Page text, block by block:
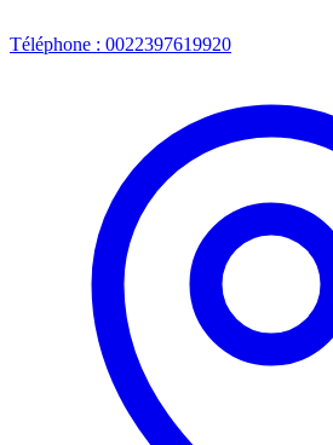
Téléphone : 0022397619920